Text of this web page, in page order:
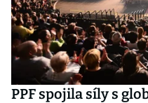
PPF spojila síly s